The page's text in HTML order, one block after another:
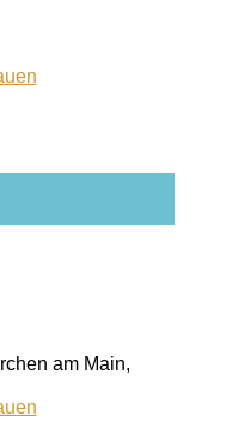
am Main,